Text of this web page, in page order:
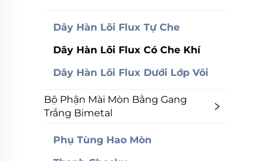
Dây Hàn Lõi Flux Tự Che
Dây Hàn Lõi Flux Có Che Khí
Dây Hàn Lõi Flux Dưới Lớp Vôi
Bộ Phận Mài Mòn Bằng Gang
Trắng Bimetal
Phụ Tùng Hao Mòn